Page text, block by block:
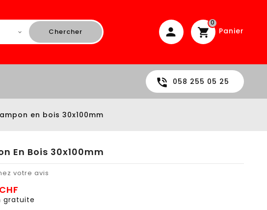
Panier
0
Chercher
058 255 05 25
en bois 30x100mm
En Bois 30x100mm
votre avis
gratuite